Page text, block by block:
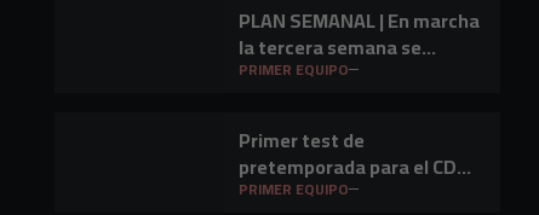
PLAN SEMANAL | En marcha
la tercera semana se
preparación
PRIMER EQUIPO
Primer test de
pretemporada para el CD
Mirandés en Lasesarre
PRIMER EQUIPO